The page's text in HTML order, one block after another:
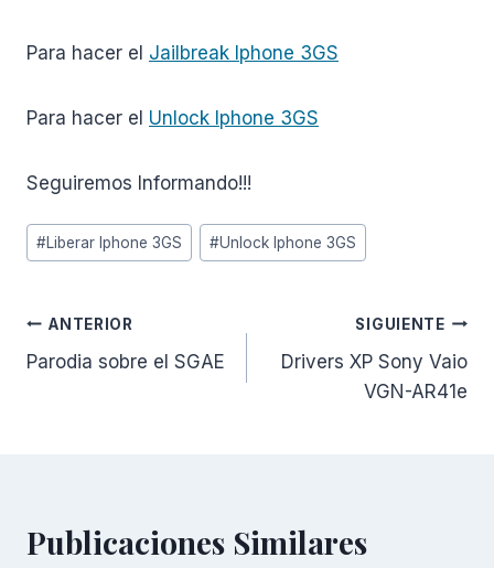
Para hacer el Jailbreak Iphone 3GS
Para hacer el Unlock Iphone 3GS
Seguiremos Informando!!!
Etiquetas
de
entrada:
#Liberar Iphone 3GS #Unlock Iphone 3GS
Navegación
de
ANTERIOR
Parodia sobre el SGAE
SIGUIENTE
Drivers XP Sony Vaio
VGN-AR41e
Publicaciones Similares